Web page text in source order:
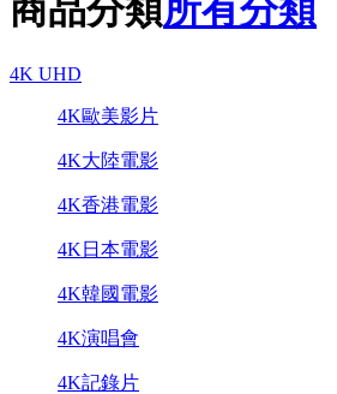
商品分類所有分類
4K UHD
4K歐美影片
4K大陸電影
4K香港電影
4K日本電影
4K韓國電影
4K演唱會
4K記錄片